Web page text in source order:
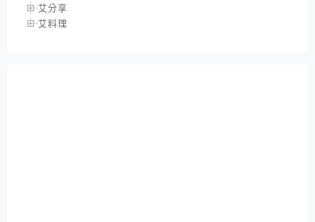
艾分享
艾料理